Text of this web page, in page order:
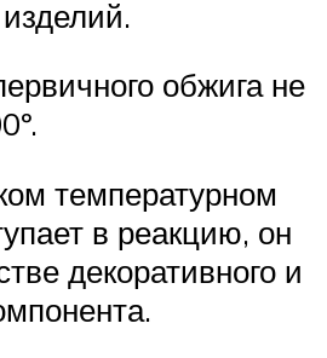
обжига не
температурном
в реакцию, он
декоративного и